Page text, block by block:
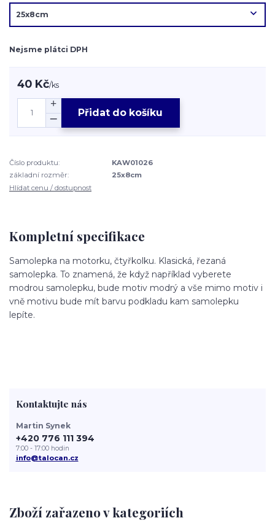
Nejsme plátci DPH
40 Kč/ks
Přidat do košíku
Číslo produktu:
KAW01026
základní rozměr:
25x8cm
Hlídat cenu / dostupnost
Kompletní specifikace
Samolepka na motorku, čtyřkolku. Klasická, řezaná
samolepka. To znamená, že když například vyberete
modrou samolepku, bude motiv modrý a vše mimo motiv i
vně motivu bude mít barvu podkladu kam samolepku
lepíte.
Zboží zařazeno v kategoriích
Kontaktujte nás
Martin Synek
+420 776 111 394
7:00 - 17:00 hodin
info@talocan.cz